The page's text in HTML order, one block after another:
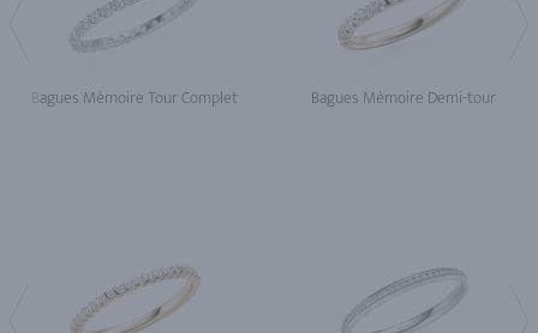
Bagues Mémoire Tour Complet Bagues Mémoire Demi-tour